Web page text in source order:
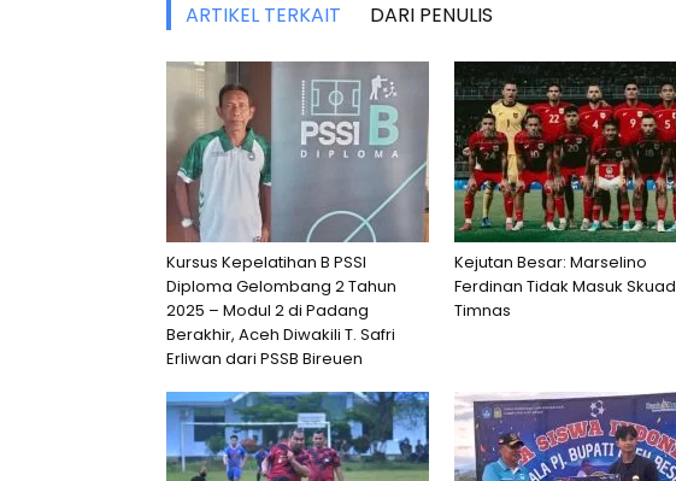
ARTIKEL TERKAIT DARI PENULIS
Kursus Kepelatihan B PSSI
Diploma Gelombang 2 Tahun
2025 – Modul 2 di Padang
Berakhir, Aceh Diwakili T. Safri
Erliwan dari PSSB Bireuen
Kejutan Besar: Marselino
Ferdinan Tidak Masuk Skuad
Timnas